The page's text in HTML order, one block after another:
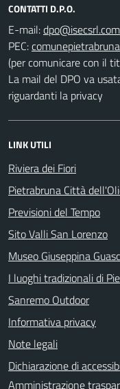
CONTATTI D.P.O.
E-mail:
PEC:
(per comunicare con il
La mail del DPO va
riguardanti la privacy
LINK UTILI
Riviera dei Fiori
Pietrabruna Città
Previsioni del Tempo
Sito Valli San Lorenzo
Museo Giuseppina
I luoghi tradizionali di
Sanremo Outdoor
Informativa privacy
Note legali
Dichiarazione di
Amministrazione